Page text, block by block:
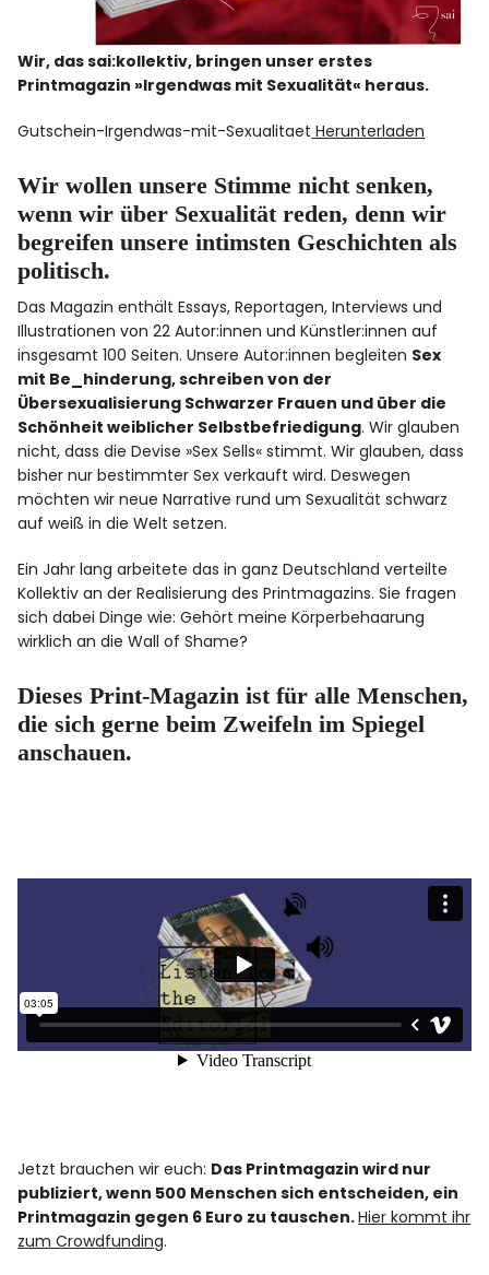
Wir, das sai:kollektiv, bringen unser erstes
Printmagazin »Irgendwas mit Sexualität« heraus.
Gutschein-Irgendwas-mit-Sexualitaet Herunterladen
Wir wollen unsere Stimme nicht senken,
wenn wir über Sexualität reden, denn wir
begreifen unsere intimsten Geschichten als
politisch.
Das Magazin enthält Essays, Reportagen, Interviews und
Illustrationen von 22 Autor:innen und Künstler:innen auf
insgesamt 100 Seiten. Unsere Autor:innen begleiten Sex
mit Be_hinderung, schreiben von der
Übersexualisierung Schwarzer Frauen und über die
Schönheit weiblicher Selbstbefriedigung. Wir glauben
nicht, dass die Devise »Sex Sells« stimmt. Wir glauben, dass
bisher nur bestimmter Sex verkauft wird. Deswegen
möchten wir neue Narrative rund um Sexualität schwarz
auf weiß in die Welt setzen.
Ein Jahr lang arbeitete das in ganz Deutschland verteilte
Kollektiv an der Realisierung des Printmagazins. Sie fragen
sich dabei Dinge wie: Gehört meine Körperbehaarung
wirklich an die Wall of Shame?
Dieses Print-Magazin ist für alle Menschen,
die sich gerne beim Zweifeln im Spiegel
anschauen.
Jetzt brauchen wir euch: Das Printmagazin wird nur
publiziert, wenn 500 Menschen sich entscheiden, ein
Printmagazin gegen 6 Euro zu tauschen.Hier kommt ihr
zum Crowdfunding.